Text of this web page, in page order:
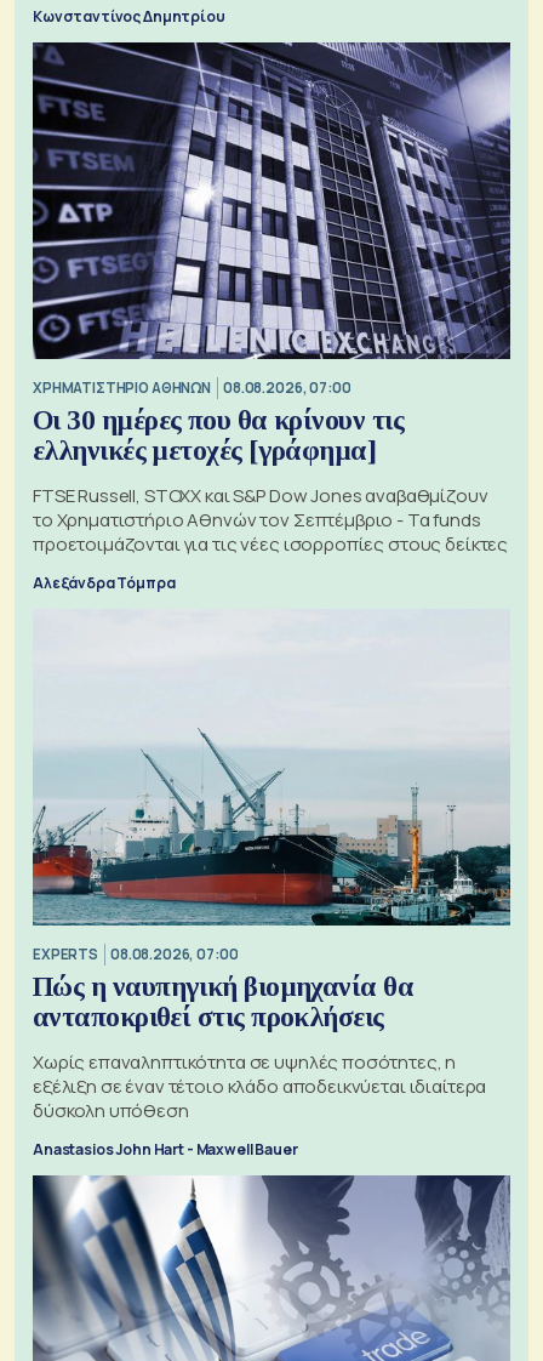
Κωνσταντίνος Δημητρίου
XΡΗΜΑΤΙΣΤΗΡΙΟ ΑΘΗΝΩΝ 08.08.2026, 07:00
Οι 30 ημέρες που θα κρίνουν τις
ελληνικές μετοχές [γράφημα]
FTSE Russell, STOXX και S&P Dow Jones αναβαθμίζουν
το Χρηματιστήριο Αθηνών τον Σεπτέμβριο - Τα funds
προετοιμάζονται για τις νέες ισορροπίες στους δείκτες
Αλεξάνδρα Τόμπρα
EXPERTS 08.08.2026, 07:00
Πώς η ναυπηγική βιομηχανία θα
ανταποκριθεί στις προκλήσεις
Χωρίς επαναληπτικότητα σε υψηλές ποσότητες, η
εξέλιξη σε έναν τέτοιο κλάδο αποδεικνύεται ιδιαίτερα
δύσκολη υπόθεση
Anastasios John Hart - Maxwell Bauer